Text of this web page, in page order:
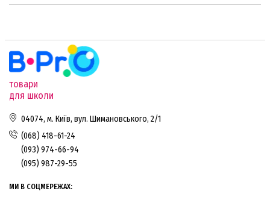
товари
для школи
04074, м. Київ, вул. Шимановського, 2/1
(068) 418-61-24
(093) 974-66-94
(095) 987-29-55
МИ В СОЦМЕРЕЖАХ: